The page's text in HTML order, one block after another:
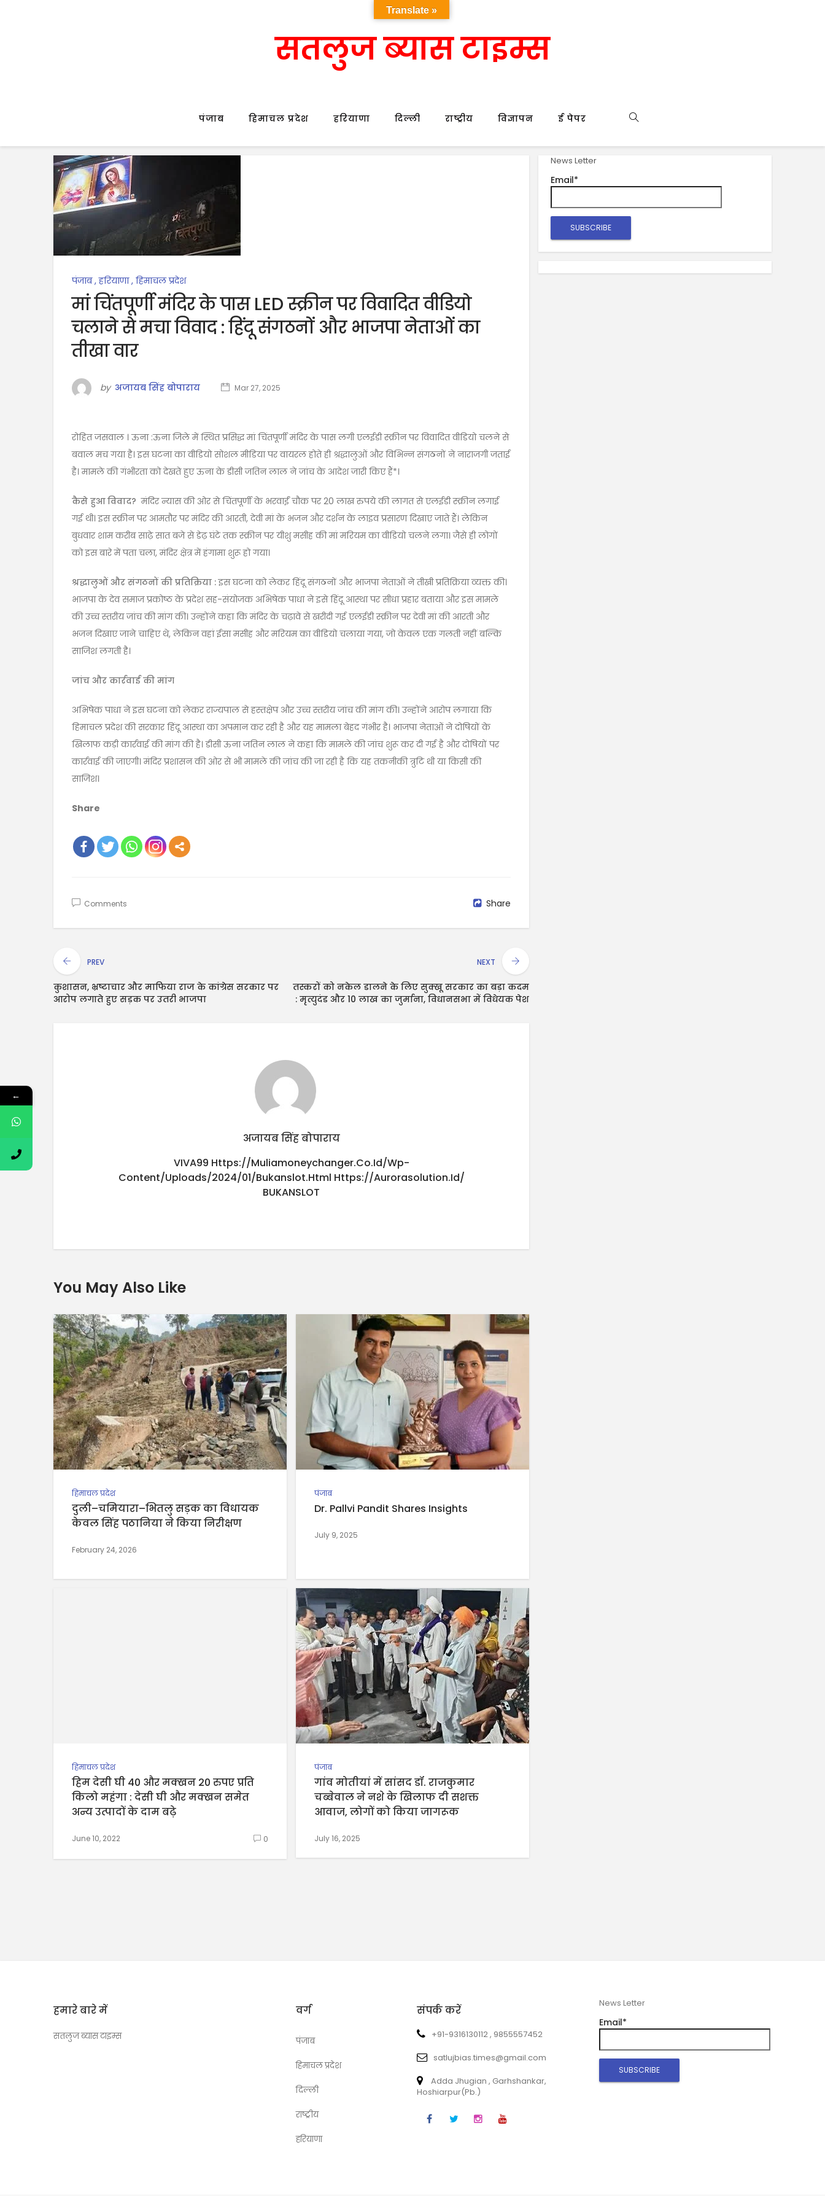
सतलुज ब्यास टाइम्स
पंजाब हिमाचल प्रदेश हरियाणा दिल्ली राष्ट्रीय विज्ञापन ई पेपर
पंजाब,हरियाणा, हिमाचल प्रदेश
मां चिंतपूर्णी मंदिर के पास LED स्क्रीन पर विवादित वीडियो
चलाने से मचा विवाद : हिंदू संगठनों और भाजपा नेताओं का
तीखा वार
by अजायब सिंह बोपाराय Mar 27, 2025
रोहित जसवाल । ऊना :ऊना जिले में स्थित प्रसिद्ध मां चिंतपूर्णी मंदिर के पास लगी एलईडी स्क्रीन पर विवादित वीडियो चलने से
बवाल मच गया है। इस घटना का वीडियो सोशल मीडिया पर वायरल होते ही श्रद्धालुओं और विभिन्न संगठनों ने नाराजगी जताई
है। मामले की गंभीरता को देखते हुए ऊना के डीसी जतिन लाल ने जांच के आदेश जारी किए हैं*।
कैसे हुआ विवाद?मंदिर न्यास की ओर से चिंतपूर्णी के भरवाईं चौक पर 20 लाख रुपये की लागत से एलईडी स्क्रीन लगाई
गई थी। इस स्क्रीन पर आमतौर पर मंदिर की आरती, देवी मां के भजन और दर्शन के लाइव प्रसारण दिखाए जाते हैं। लेकिन
बुधवार शाम करीब साढ़े सात बजे से डेढ़ घंटे तक स्क्रीन पर यीशु मसीह की मां मरियम का वीडियो चलने लगा। जैसे ही लोगों
को इस बारे में पता चला, मंदिर क्षेत्र में हंगामा शुरू हो गया।
श्रद्धालुओं और संगठनों की प्रतिक्रिया :इस घटना को लेकर हिंदू संगठनों और भाजपा नेताओं ने तीखी प्रतिक्रिया व्यक्त की।
भाजपा के देव समाज प्रकोष्ठ के प्रदेश सह-संयोजक अभिषेक पाधा ने इसे हिंदू आस्था पर सीधा प्रहार बताया और इस मामले
की उच्च स्तरीय जांच की मांग की। उन्होंने कहा कि मंदिर के चढ़ावे से खरीदी गई एलईडी स्क्रीन पर देवी मां की आरती और
भजन दिखाए जाने चाहिए थे, लेकिन वहां ईसा मसीह और मरियम का वीडियो चलाया गया, जो केवल एक गलती नहीं बल्कि
साजिश लगती है।
जांच और कार्रवाई की मांग
अभिषेक पाधा ने इस घटना को लेकर राज्यपाल से हस्तक्षेप और उच्च स्तरीय जांच की मांग की। उन्होंने आरोप लगाया कि
हिमाचल प्रदेश की सरकार हिंदू आस्था का अपमान कर रही है और यह मामला बेहद गंभीर है। भाजपा नेताओं ने दोषियों के
खिलाफ कड़ी कार्रवाई की मांग की है। डीसी ऊना जतिन लाल ने कहा कि मामले की जांच शुरू कर दी गई है और दोषियों पर
कार्रवाई की जाएगी। मंदिर प्रशासन की ओर से भी मामले की जांच की जा रही है कि यह तकनीकी त्रुटि थी या किसी की
साजिश।
Share
Comments Share
PREV
कुशासन, भ्रष्टाचार और माफिया राज के कांग्रेस सरकार पर
आरोप लगाते हुए सड़क पर उतरी भाजपा
NEXT
तस्करों को नकेल डालने के लिए सुक्खू सरकार का बड़ा कदम
: मृत्युदंड और 10 लाख का जुर्माना, विधानसभा में विधेयक पेश
अजायब सिंह बोपाराय
VIVA99 Https://muliamoneychanger.co.id/wp-
Content/uploads/2024/01/bukanslot.html Https://aurorasolution.id/
BUKANSLOT
You May Also Like
हिमाचल प्रदेश
दुली–चमियारा–भितलु सड़क का विधायक
केवल सिंह पठानिया ने किया निरीक्षण
February 24, 2026
पंजाब
Dr. Pallvi Pandit Shares Insights
July 9, 2025
हिमाचल प्रदेश
हिम देसी घी 40 और मक्खन 20 रुपए प्रति
किलो महंगा : देसी घी और मक्खन समेत
अन्य उत्पादों के दाम बढ़े
June 10, 2022 0
पंजाब
गांव मोतीयां में सांसद डॉ. राजकुमार
चब्बेवाल ने नशे के खिलाफ दी सशक्त
आवाज, लोगों को किया जागरूक
July 16, 2025
News Letter
Email*
हमारे बारे में
सतलुज ब्यास टाइम्स
वर्ग
पंजाब
हिमाचल प्रदेश
दिल्ली
राष्ट्रीय
हरियाणा
संपर्क करें
+91-9316130112 , 9855557452
satlujbias.times@gmail.com
Adda Jhugian , Garhshankar,
Hoshiarpur(Pb.)
News Letter
Email*
Translate »
←